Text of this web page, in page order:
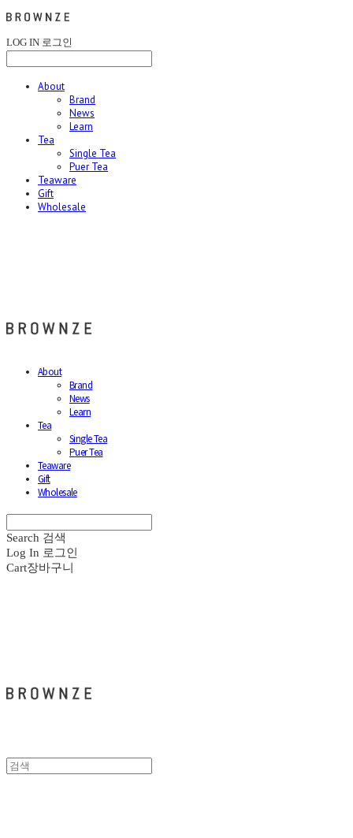
LOG IN 로그인
About
Brand
News
Learn
Tea
Single Tea
Puer Tea
Teaware
Gift
Wholesale
About
Brand
News
Learn
Tea
Single Tea
Puer Tea
Teaware
Gift
Wholesale
Search 검색
Log In 로그인
Cart장바구니